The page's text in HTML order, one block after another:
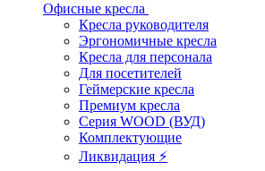
Офисные кресла
Кресла руководителя
Эргономичные кресла
Кресла для персонала
Для посетителей
Геймерские кресла
Премиум кресла
Серия WOOD (ВУД)
Комплектующие
Ликвидация ⚡